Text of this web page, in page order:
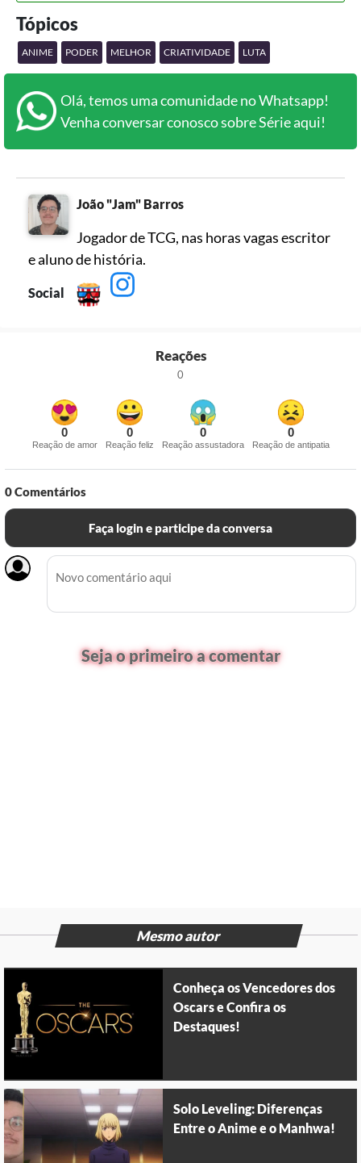
Tópicos
ANIME PODER MELHOR CRIATIVIDADE LUTA
Olá, temos uma comunidade no Whatsapp!
Venha conversar conosco sobre Série aqui!
João "Jam" Barros
Jogador de TCG, nas horas vagas escritor
e aluno de história.
Social
Reações
0
0
Reação de amor
0
Reação feliz
0
Reação assustadora
0
Reação de antipatia
0Comentários
Faça login e participe da conversa
Seja o primeiro a comentar
Mesmo autor
Conheça os Vencedores dos
Oscars e Confira os
Destaques!
Solo Leveling: Diferenças
Entre o Anime e o Manhwa!